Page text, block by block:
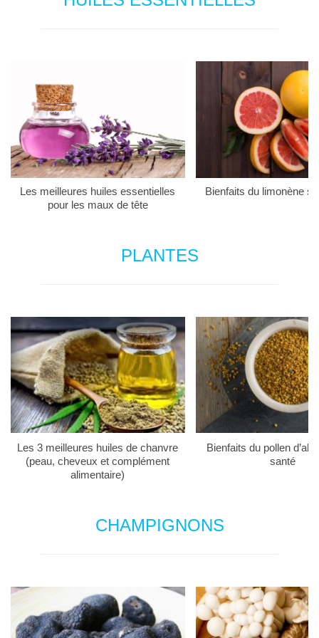
Les meilleures huiles essentielles
pour les maux de tête
Bienfaits du limonène
PLANTES
Les 3 meilleures huiles de chanvre
(peau, cheveux et complément
alimentaire)
Bienfaits du pollen
santé
CHAMPIGNONS